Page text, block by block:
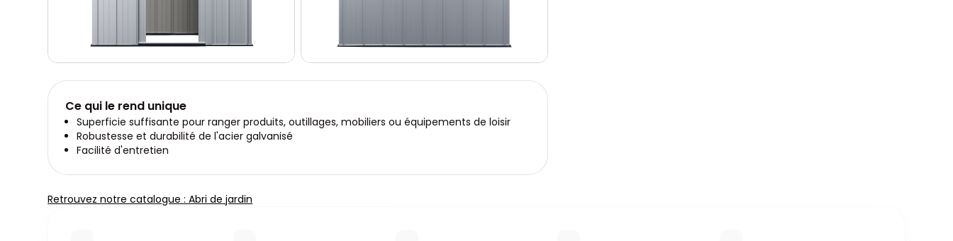
Ce qui le rend unique
Superficie suffisante pour ranger produits, outillages, mobiliers ou équipements de loisir
Robustesse et durabilité de l'acier galvanisé
Facilité d'entretien
Retrouvez notre catalogue : Abri de jardin